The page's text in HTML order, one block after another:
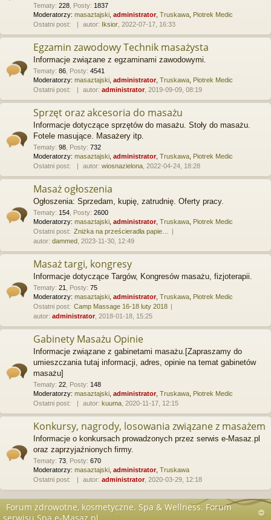
Tematy: 228 Posty: 1837
Moderatorzy: masaztajski administrator, Truskawa Piotrek Medic
Ostatni post:
autor: Iksior , 2022-07-17, 16:33
Egzamin zawodowy Technik masażysta
Informacje związane z egzaminami zawodowymi.
Tematy: 86 Posty: 4541
Moderatorzy: masaztajski administrator, Truskawa Piotrek Medic
Ostatni post:
autor: administrator, 2019-09-09, 08:19
Sprzęt oraz akcesoria do masażu
Informacje dotyczące sprzętów do masażu. Stoły do masażu.
Fotele masujące. Masażery itp.
Tematy: 98 Posty: 732
Moderatorzy: masaztajski administrator, Truskawa Piotrek Medic
Ostatni post:
autor: wiosnazielona , 2022-04-24, 18:28
Masaż ogłoszenia
Ogłoszenia: Sprzedam, kupię, zatrudnię. Oferty pracy.
Tematy: 154 Posty: 2600
Moderatorzy: masaztajski administrator, Truskawa Piotrek Medic
Ostatni post: Zniżka na prześcieradła papie…
autor: dammed , 2023-11-30, 12:49
Masaż targi, kongresy
Informacje dotyczące Targów, Kongresów masażu, fizjoterapii.
Tematy: 21 Posty: 75
Moderatorzy: masaztajski administrator, Truskawa Piotrek Medic
Ostatni post: Camp Massage 16-18 luty 2018
autor: administrator, 2018-01-18, 15:25
Gabinety Masażu Opinie
Informacje związane z gabinetami masażu.[Zapraszamy do
umieszczania tutaj informacji, adres, opinie na temat gabinetów
masażu]
Tematy: 22 Posty: 148
Moderatorzy: masaztajski administrator, Truskawa Piotrek Medic
Ostatni post:
autor: kuuma , 2020-11-17, 12:15
Konkursy, nagrody, losowania związane z masażem
Informacje o konkursach prowadzonych przez serwis e-Masaz.pl
oraz zaprzyjaźnionych firmy.
Tematy: 73 Posty: 670
Moderatorzy: masaztajski administrator, Truskawa
Ostatni post:
autor: administrator, 2020-03-29, 12:18
Forum zdrowotne, kosmetyczne. Spa & Wellness. Forum